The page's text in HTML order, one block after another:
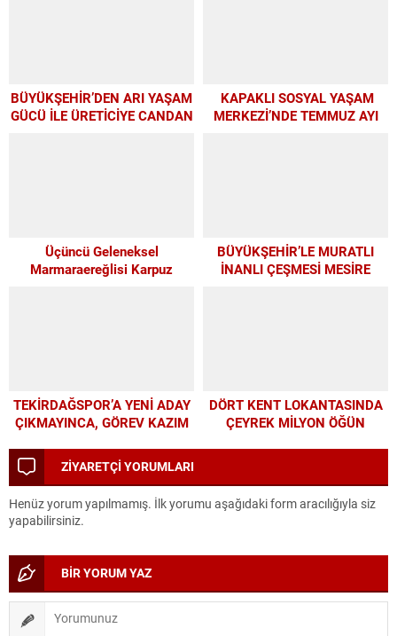
BÜYÜKŞEHİR’DEN ARI YAŞAM
GÜCÜ İLE ÜRETİCİYE CANDAN
KAPAKLI SOSYAL YAŞAM
MERKEZİ’NDE TEMMUZ AYI
Üçüncü Geleneksel
Marmaraereğlisi Karpuz
BÜYÜKŞEHİR’LE MURATLI
İNANLI ÇEŞMESİ MESİRE
TEKİRDAĞSPOR’A YENİ ADAY
ÇIKMAYINCA, GÖREV KAZIM
DÖRT KENT LOKANTASINDA
ÇEYREK MİLYON ÖĞÜN
ZİYARETÇİ YORUMLARI
Henüz yorum yapılmamış. İlk yorumu aşağıdaki form aracılığıyla siz
yapabilirsiniz.
BİR YORUM YAZ